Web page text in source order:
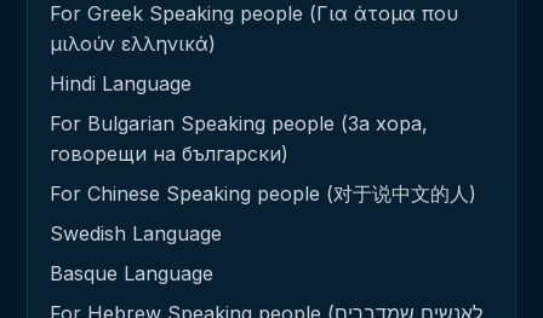
For Greek Speaking people (Για άτομα που
μιλούν ελληνικά)
Hindi Language
For Bulgarian Speaking people (За хора,
говорещи на български)
For Chinese Speaking people (对于说中文的人)
Swedish Language
Basque Language
For Hebrew Speaking people (לאנשים שמדברים